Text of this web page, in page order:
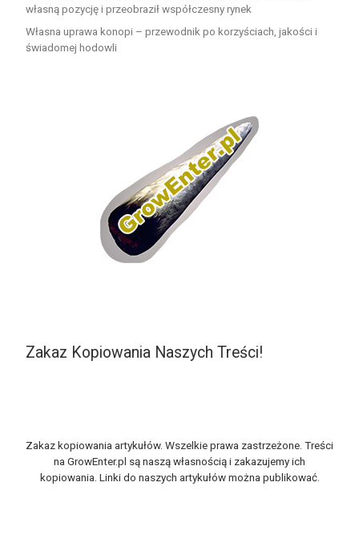
własną pozycję i przeobraził współczesny rynek
Własna uprawa konopi – przewodnik po korzyściach, jakości i
świadomej hodowli
Zakaz Kopiowania Naszych Treści!
Zakaz kopiowania artykułów. Wszelkie prawa zastrzeżone. Treści
na GrowEnter.pl są naszą własnością i zakazujemy ich
kopiowania. Linki do naszych artykułów można publikować.